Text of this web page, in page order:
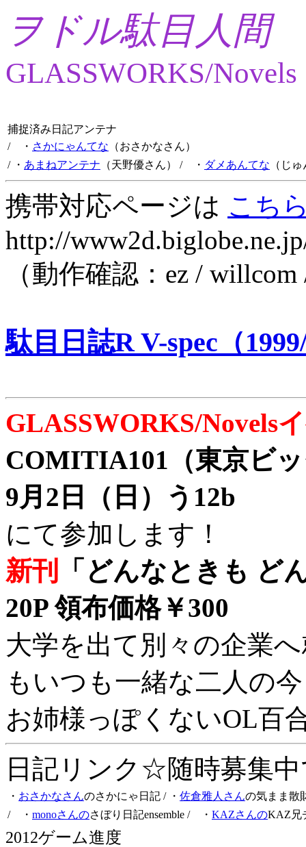
ヲドル駄目人間
GLASSWORKS/Novels
捕捉済み日記アンテナ
/ ・ さかにゃんてな （おさかなさん）
/ ・ あまねアンテナ （天野優さん） / ・ ダメあんてな （じ
携帯対応ページは こち
http://
（動作確認：ez /
駄目日誌R V-spec（
GLASSWORKS/Novels
COMITIA101（東京ビ
9月2日（日）う12b
にて参加します！
新刊
「どんなときも ど
20P 領布価格￥300
大学を出て別々の企業
もいつも一緒な二人の
お姉様っぽくないOL百
日記リンク☆随時募集
・ おさかなさんのさかにゃ日記 / ・ 佐倉雅人さんの気まま散
/ ・ monoさんのさぼり日記ensemble / ・ KAZさんのKAZ兄
2012ゲーム進度